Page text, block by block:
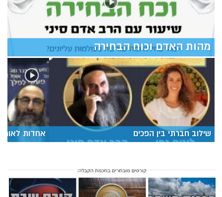
מהות האדם וכוח הבחירה
שילוב חברתי בין הפכים אחדות לאור